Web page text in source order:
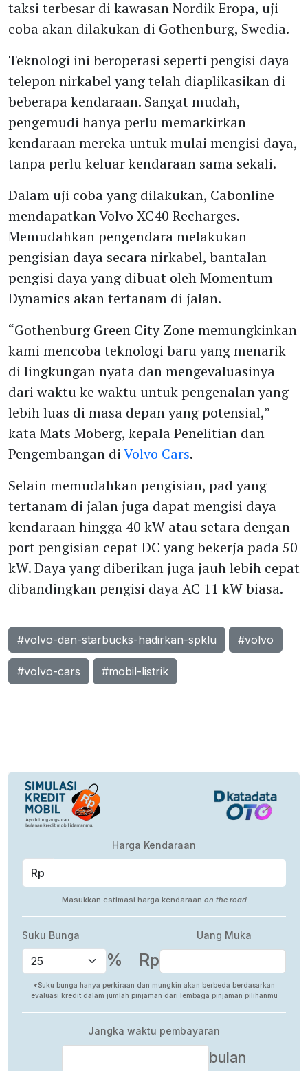
taksi terbesar di kawasan Nordik Eropa, uji
coba akan dilakukan di Gothenburg, Swedia.
Teknologi ini beroperasi seperti pengisi daya
telepon nirkabel yang telah diaplikasikan di
beberapa kendaraan. Sangat mudah,
pengemudi hanya perlu memarkirkan
kendaraan mereka untuk mulai mengisi daya,
tanpa perlu keluar kendaraan sama sekali.
Dalam uji coba yang dilakukan, Cabonline
mendapatkan Volvo XC40 Recharges.
Memudahkan pengendara melakukan
pengisian daya secara nirkabel, bantalan
pengisi daya yang dibuat oleh Momentum
Dynamics akan tertanam di jalan.
“Gothenburg Green City Zone memungkinkan
kami mencoba teknologi baru yang menarik
di lingkungan nyata dan mengevaluasinya
dari waktu ke waktu untuk pengenalan yang
lebih luas di masa depan yang potensial,”
kata Mats Moberg, kepala Penelitian dan
Pengembangan diVolvo Cars.
Selain memudahkan pengisian, pad yang
tertanam di jalan juga dapat mengisi daya
kendaraan hingga 40 kW atau setara dengan
port pengisian cepat DC yang bekerja pada 50
kW. Daya yang diberikan juga jauh lebih cepat
dibandingkan pengisi daya AC 11 kW biasa.
#volvo-dan-starbucks-hadirkan-spklu #volvo
#volvo-cars #mobil-listrik